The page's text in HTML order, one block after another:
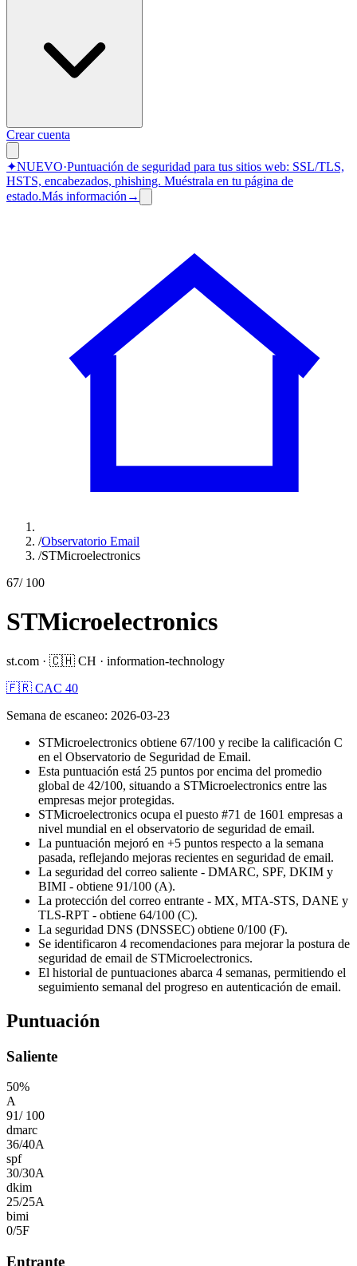
Crear cuenta
✦NUEVO·Puntuación de seguridad para tus sitios web: SSL/TLS,
HSTS, encabezados, phishing. Muéstrala en tu página de
estado.Más información →
/Observatorio Email
/STMicroelectronics
67/ 100
STMicroelectronics
st.com · 🇨🇭 CH · information-technology
🇫🇷 CAC 40
Semana de escaneo: 2026-03-23
STMicroelectronics obtiene 67/100 y recibe la calificación C
en el Observatorio de Seguridad de Email.
Esta puntuación está 25 puntos por encima del promedio
global de 42/100, situando a STMicroelectronics entre las
empresas mejor protegidas.
STMicroelectronics ocupa el puesto #71 de 1601 empresas a
nivel mundial en el observatorio de seguridad de email.
La puntuación mejoró en +5 puntos respecto a la semana
pasada, reflejando mejoras recientes en seguridad de email.
La seguridad del correo saliente - DMARC, SPF, DKIM y
BIMI - obtiene 91/100 (A).
La protección del correo entrante - MX, MTA-STS, DANE y
TLS-RPT - obtiene 64/100 (C).
La seguridad DNS (DNSSEC) obtiene 0/100 (F).
Se identificaron 4 recomendaciones para mejorar la postura de
seguridad de email de STMicroelectronics.
El historial de puntuaciones abarca 4 semanas, permitiendo el
seguimiento semanal del progreso en autenticación de email.
Puntuación
Saliente
50%
A
91/ 100
dmarc
36/40A
spf
30/30A
dkim
25/25A
bimi
0/5F
Entrante